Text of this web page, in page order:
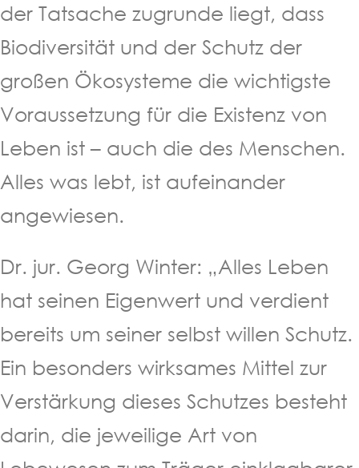
der Tatsache zugrunde liegt, dass
Biodiversität und der Schutz der
großen Ökosysteme die wichtigste
Voraussetzung für die Existenz von
Leben ist – auch die des Menschen.
Alles was lebt, ist aufeinander
angewiesen.
Dr. jur. Georg Winter: „Alles Leben
hat seinen Eigenwert und verdient
bereits um seiner selbst willen Schutz.
Ein besonders wirksames Mittel zur
Verstärkung dieses Schutzes besteht
darin, die jeweilige Art von